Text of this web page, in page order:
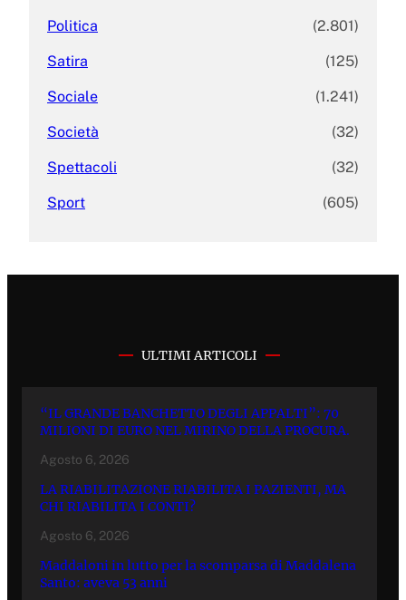
Politica (2.801)
Satira (125)
Sociale (1.241)
Società (32)
Spettacoli (32)
Sport (605)
ULTIMI ARTICOLI
“IL GRANDE BANCHETTO DEGLI APPALTI”: 70
MILIONI DI EURO NEL MIRINO DELLA PROCURA.
Agosto 6, 2026
LA RIABILITAZIONE RIABILITA I PAZIENTI, MA
CHI RIABILITA I CONTI?
Agosto 6, 2026
Maddaloni in lutto per la scomparsa di Maddalena
Santo: aveva 53 anni